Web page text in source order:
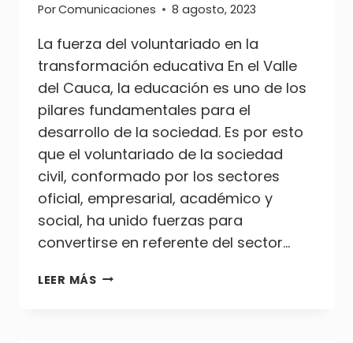
PorComunicaciones 8 agosto, 2023
La fuerza del voluntariado en la
transformación educativa En el Valle
del Cauca, la educación es uno de los
pilares fundamentales para el
desarrollo de la sociedad. Es por esto
que el voluntariado de la sociedad
civil, conformado por los sectores
oficial, empresarial, académico y
social, ha unido fuerzas para
convertirse en referente del sector…
LEER MÁSTRANSFORMANDO